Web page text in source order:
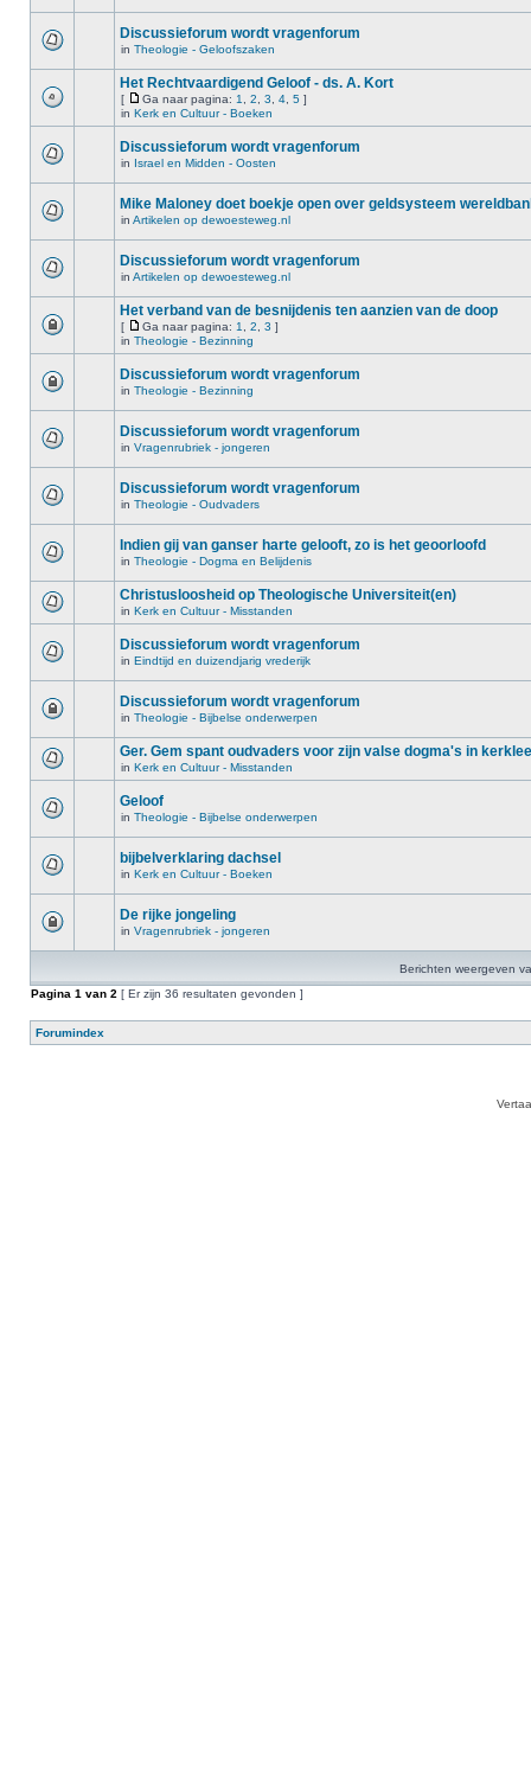
Discussieforum wordt vragenforum
in Theologie - Geloofszaken
Het Rechtvaardigend Geloof - ds. A. Kort
[ Ga naar pagina: 1 2 3 4 5 ]
in Kerk en Cultuur - Boeken
Discussieforum wordt vragenforum
in Israel en Midden - Oosten
Mike Maloney doet boekje open over geldsysteem
in Artikelen op dewoesteweg.nl
Discussieforum wordt vragenforum
in Artikelen op dewoesteweg.nl
Het verband van de besnijdenis ten aanzien van de doop
[ Ga naar pagina: 1 2 3 ]
in Theologie - Bezinning
Discussieforum wordt vragenforum
in Theologie - Bezinning
Discussieforum wordt vragenforum
in Vragenrubriek - jongeren
Discussieforum wordt vragenforum
in Theologie - Oudvaders
Indien gij van ganser harte gelooft, zo is het geoorloofd
in Theologie - Dogma en Belijdenis
Christusloosheid op Theologische Universiteit(en)
in Kerk en Cultuur - Misstanden
Discussieforum wordt vragenforum
in Eindtijd en duizendjarig vrederijk
Discussieforum wordt vragenforum
in Theologie - Bijbelse onderwerpen
Ger. Gem spant oudvaders voor zijn valse dogma's in
in Kerk en Cultuur - Misstanden
Geloof
in Theologie - Bijbelse onderwerpen
bijbelverklaring dachsel
in Kerk en Cultuur - Boeken
De rijke jongeling
in Vragenrubriek - jongeren
Berichten weergeven
Pagina 1 van 2 [ Er zijn 36 resultaten gevonden ]
Forumindex